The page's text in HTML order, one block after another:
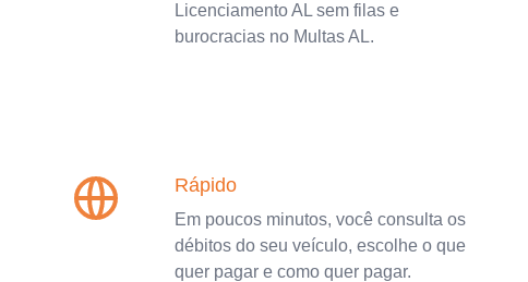
Licenciamento AL sem filas e
burocracias no Multas AL.
Rápido
Em poucos minutos, você consulta os
débitos do seu veículo, escolhe o que
quer pagar e como quer pagar.